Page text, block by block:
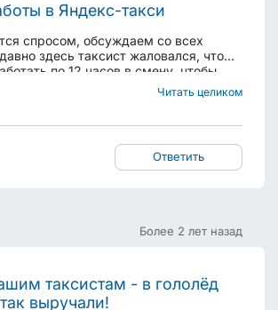
в Яндекс-такси
спросом, обсуждаем со всех
здесь таксист жаловался, что
по 12 часов в смену, чтобы
и хоть что-то заработать. А
за 50 лет, он вынужден таксовать,
Читать целиком
Ответить
Более 2 лет назад
таксистам - в гололёд
выручали!